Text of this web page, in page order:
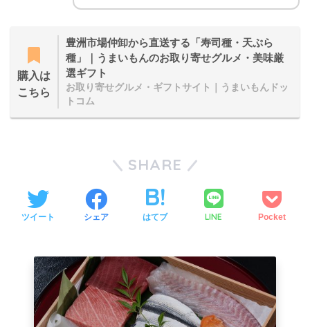
購入は
こちら
豊洲市場仲卸から直送する「寿司種・天ぷら
種」｜うまいもんのお取り寄せグルメ・美味厳
選ギフト
お取り寄せグルメ・ギフトサイト｜うまいもんドッ
トコム
SHARE
ツイート シェア はてブ LINE Pocket